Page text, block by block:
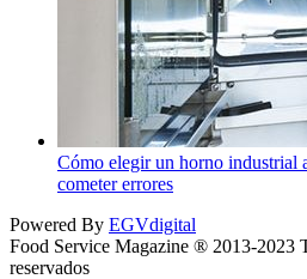
Cómo elegir un horno industrial
cometer errores
Powered By EGVdigital
Food Service Magazine ® 2013-2023
reservados